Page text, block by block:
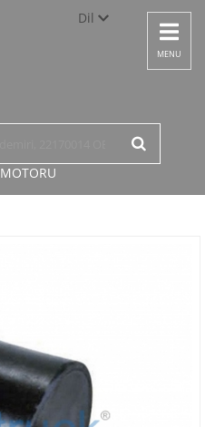
Dil
Türkçe
English
Toggle
MENU
MOTORU